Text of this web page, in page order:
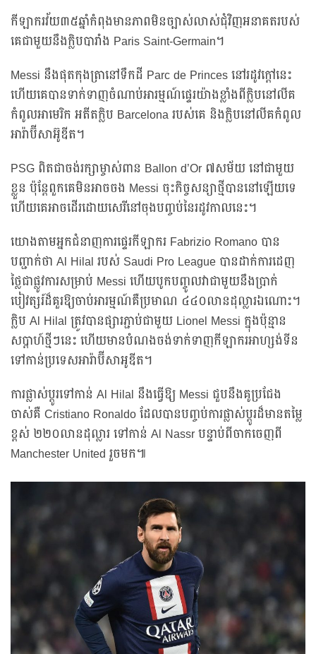
កីឡាករវ័យ៣៥ឆ្នាំកំពុងមានភាពមិនច្បាស់លាស់ជុំវិញអនាគតរបស់
គេជាមួយនឹងក្លិបបារាំង Paris Saint-Germain។
Messi នឹងផុតកុងត្រានៅទឹកដី Parc de Princes នៅរដូវក្តៅនេះ
ហើយគេបានទាក់ទាញចំណាប់អារម្មណ៍ផ្ទេរយ៉ាងខ្លាំងពីក្លិបនៅលីគ
កំពូលអាមេរិក អតីតក្លិប Barcelona របស់គេ និងក្លិបនៅលីគកំពូល
អារ៉ាប៊ីសាអ៊ូឌីត។
PSG ពិតជាចង់រក្សាម្ចាស់ពាន Ballon d’Or ៧សម័យ នៅជាមួយ
ខ្លួន ប៉ុន្តែពួកគេមិនអាចចង Messi ចុះកិច្ចសន្យាថ្មីបាននៅឡើយទេ
ហើយគេអាចដើរដោយសេរីនៅចុងបញ្ចប់នៃរដូវកាលនេះ។
យោងតាមអ្នកជំនាញការផ្ទេរកីឡាករ Fabrizio Romano បាន
បញ្ជាក់ថា Al Hilal របស់ Saudi Pro League បានដាក់ការដេញ
ថ្លៃជាផ្លូវការសម្រាប់ Messi ហើយបូកបញ្ចូលវាជាមួយនឹងប្រាក់
បៀវត្សរ៍ដ៏គួរឱ្យចាប់អារម្មណ៍គឺប្រមាណ ៤៤០លានដុល្លារឯណោះ។
ក្លិប Al Hilal ត្រូវបានផ្សារភ្ជាប់ជាមួយ Lionel Messi ក្នុងប៉ុន្មាន
សប្តាហ៍ថ្មីៗនេះ ហើយមានបំណងចង់ទាក់ទាញកីឡាករអាហ្សង់ទីន
ទៅកាន់ប្រទេសអារ៉ាប៊ីសាអូឌីត។
ការផ្លាស់ប្តូរទៅកាន់ Al Hilal នឹងធ្វើឱ្យ Messi ជួបនឹងគូប្រជែង
ចាស់គឺ Cristiano Ronaldo ដែលបានបញ្ចប់ការផ្លាស់ប្តូរដ៏មានតម្លៃ
ខ្ពស់ ២២០លានដុល្លារ ទៅកាន់ Al Nassr បន្ទាប់ពីចាកចេញពី
Manchester United រួចមក៕